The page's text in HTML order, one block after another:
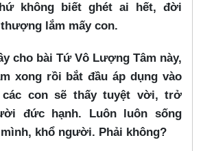
không biết ghét ai hết, đời
lắm mấy con.
cho bài Tứ Vô Lượng Tâm này,
xong rồi bắt đầu áp dụng vào
con sẽ thấy tuyệt vời, trở
đức hạnh. Luôn luôn sống
khổ người. Phải không?